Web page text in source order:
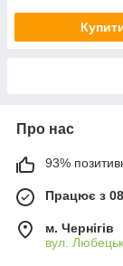
Про нас
93%
Працює з
м. Чернігів
вул.